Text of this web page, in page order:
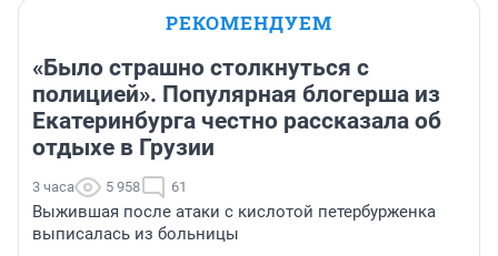
РЕКОМЕНДУЕМ
«Было страшно столкнуться с
полицией». Популярная блогерша из
Екатеринбурга честно рассказала об
отдыхе в Грузии
3 часа 5 958 61
Выжившая после атаки с кислотой петербурженка
выписалась из больницы